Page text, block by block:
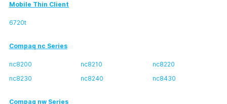
Mobile Thin Client
6720t
Compaq nc Series
nc8200 nc8210
nc8220
nc8230
nc8240 nc8430
Compaq nw Series